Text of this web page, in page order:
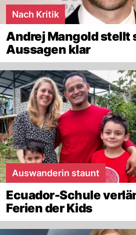
Nach Kritik
Andrej Mangold stellt
Aussagen klar
Auswanderin staunt
Ecuador-Schule
Ferien der Kids